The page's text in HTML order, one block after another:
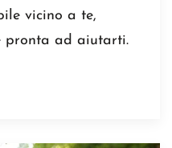
vicino a te,
pronta ad aiutarti.